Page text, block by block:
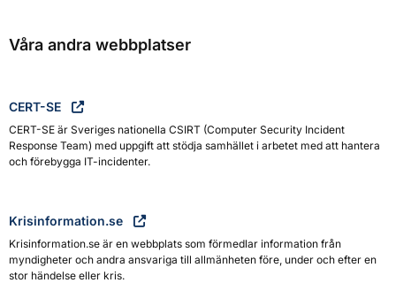
Våra andra webbplatser
CERT-SE
CERT-SE är Sveriges nationella CSIRT (Computer Security Incident
Response Team) med uppgift att stödja samhället i arbetet med att hantera
och förebygga IT-incidenter.
Krisinformation.se
Krisinformation.se är en webbplats som förmedlar information från
myndigheter och andra ansvariga till allmänheten före, under och efter en
stor händelse eller kris.